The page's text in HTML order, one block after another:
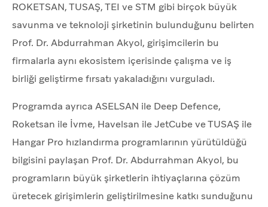
ROKETSAN, TUSAŞ, TEI ve STM gibi birçok büyük
savunma ve teknoloji şirketinin bulunduğunu belirten
Prof. Dr. Abdurrahman Akyol, girişimcilerin bu
firmalarla aynı ekosistem içerisinde çalışma ve iş
birliği geliştirme fırsatı yakaladığını vurguladı.
Programda ayrıca ASELSAN ile Deep Defence,
Roketsan ile İvme, Havelsan ile JetCube ve TUSAŞ ile
Hangar Pro hızlandırma programlarının yürütüldüğü
bilgisini paylaşan Prof. Dr. Abdurrahman Akyol, bu
programların büyük şirketlerin ihtiyaçlarına çözüm
üretecek girişimlerin geliştirilmesine katkı sunduğunu